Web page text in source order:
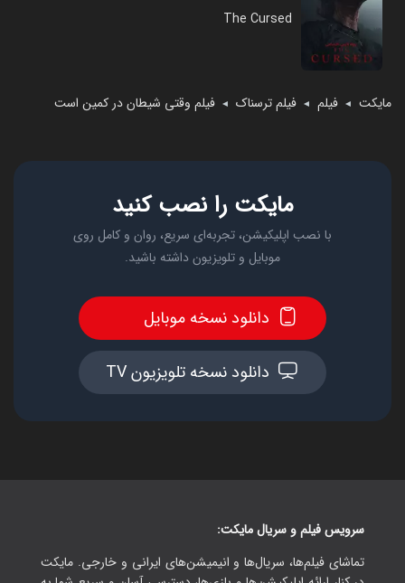
مایکت ◄ فیلم ◄ فیلم ترسناک ◄ فیلم وقتی شیطان در کمین است
The Cursed
مایکت را نصب کنید
با نصب اپلیکیشن، تجربه‌ای سریع، روان و کامل روی
موبایل و تلویزیون داشته باشید.
دانلود نسخه موبایل
دانلود نسخه تلویزیون TV
سرویس فیلم و سریال مایکت:
تماشای فیلم‌ها، سریال‌ها و انیمیشن‌های ایرانی و خارجی. مایکت